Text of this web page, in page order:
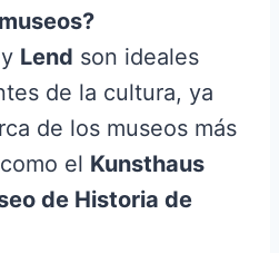
y Lend son ideales
de la cultura, ya
de los museos más
el Kunsthaus
de Historia de